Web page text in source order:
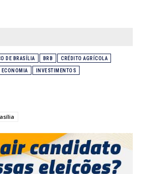
DE BRASÍLIA BRB CRÉDITO AGRÍCOLA
ECONOMIA INVESTIMENTOS